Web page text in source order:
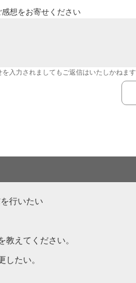
感想をお寄せください
を入力されましてもご返信はいたしかねます
行いたい
えてください。
たい。